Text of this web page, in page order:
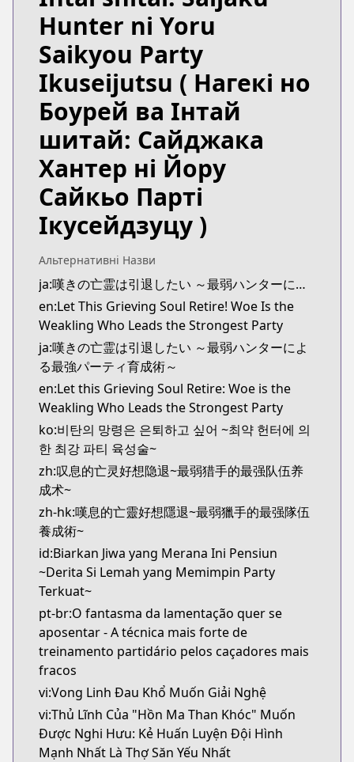
https://comic-walker.com/contents/detail/
Kitsu
Kitsu
https://kitsu.app/manga/56143
MangaUpdates
MangaUpdates
https://www.mangaupdates.com/
novelUpdates
novelUpdates
https://www.novelupdates.com/series/strange-
Book☆Walker
Book☆Walker
https://bookwalker.jp/series/223826/list
Official English
https://yenpress.com/series/let-this-grieving-
Hunter ni Yoru
Saikyou Party
Ikuseijutsu ( Нагекі но
Боурей ва Інтай
шитай: Сайджака
Хантер ні Йору
Сайкьо Парті
Ікусейдзуцу )
Альтернативні Назви
ja:嘆きの亡霊は引退したい ～最弱ハンターによる最強パーティ育成術～
en:Let This Grieving Soul Retire! Woe Is the
Weakling Who Leads the Strongest Party
ja:嘆きの亡霊は引退したい ～最弱ハンターによ
る最強パーティ育成術～
en:Let this Grieving Soul Retire: Woe is the
Weakling Who Leads the Strongest Party
ko:비탄의 망령은 은퇴하고 싶어 ~최약 헌터에 의
한 최강 파티 육성술~
zh:叹息的亡灵好想隐退~最弱猎手的最强队伍养
成术~
zh-hk:嘆息的亡靈好想隱退~最弱獵手的最强隊伍
養成術~
id:Biarkan Jiwa yang Merana Ini Pensiun
~Derita Si Lemah yang Memimpin Party
Terkuat~
pt-br:O fantasma da lamentação quer se
aposentar - A técnica mais forte de
treinamento partidário pelos caçadores mais
fracos
vi:Vong Linh Đau Khổ Muốn Giải Nghệ
vi:Thủ Lĩnh Của "Hồn Ma Than Khóc" Muốn
Được Nghi Hưu: Kẻ Huấn Luyện Đội Hình
Mạnh Nhất Là Thợ Săn Yếu Nhất